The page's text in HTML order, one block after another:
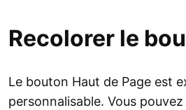
Recolorer le
Le bouton Haut de Page est
personnalisable. Vous